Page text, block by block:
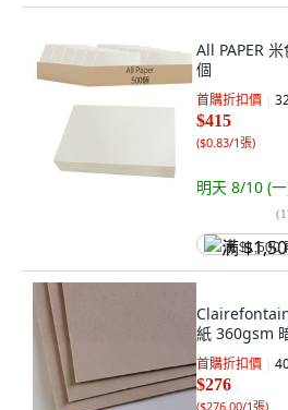
All PAPER
個
首購折扣價
$415
($0.83/1張)
明天 8/10 (
(
满 $1,500
紙 360gsm
首購折扣價
$276
($276.00/1張)